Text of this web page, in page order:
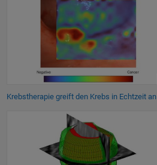
Krebstherapie greift den Krebs in Echtzeit an